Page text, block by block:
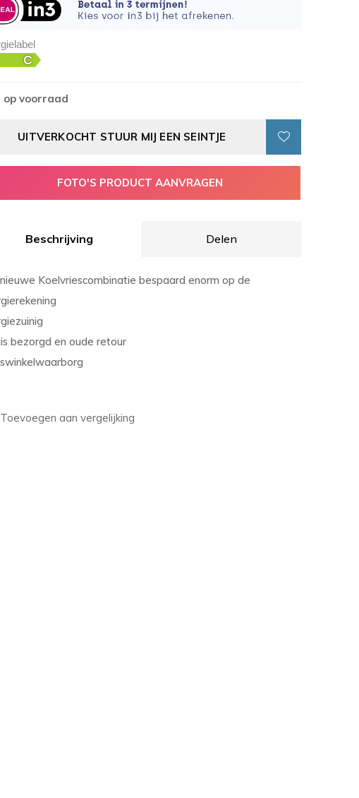
op voorraad
UITVERKOCHT STUUR MIJ EEN SEINTJE
FOTO'S PRODUCT AANVRAGEN
Beschrijving Delen
Koelvriescombinatie bespaard enorm op de
bezorgd en oude retour
Toevoegen aan vergelijking